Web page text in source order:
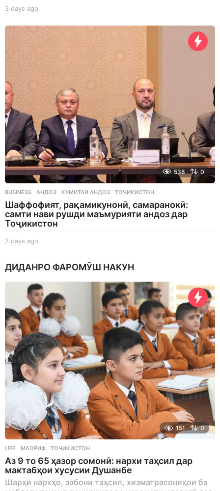
3 days ago
a
538 0
BUSINESS АНДОЗ ,КУМИТАИ АНДОЗ ,ТОҶИКИСТОН
Шаффофият, рақамикунонӣ, самаранокӣ:
самти нави рушди маъмурияти андоз дар
Тоҷикистон
3 days ago
y
a
g
o
ДИДАНРО ФАРОМӮШ НАКУН
151 0
LIFE МАОРИФ ,ТОҶИКИСТОН
Аз 9 то 65 ҳазор сомонӣ: нархи таҳсил дар
мактабҳои хусусии Душанбе
Шарҳи нархҳо, забони таҳсил, хизматрасониҳои ба